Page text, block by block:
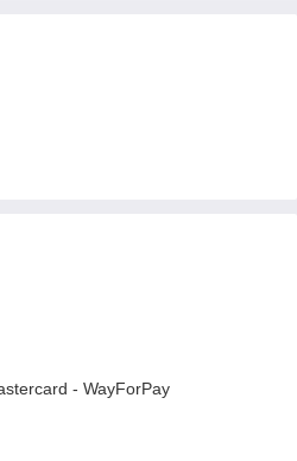
- WayForPay